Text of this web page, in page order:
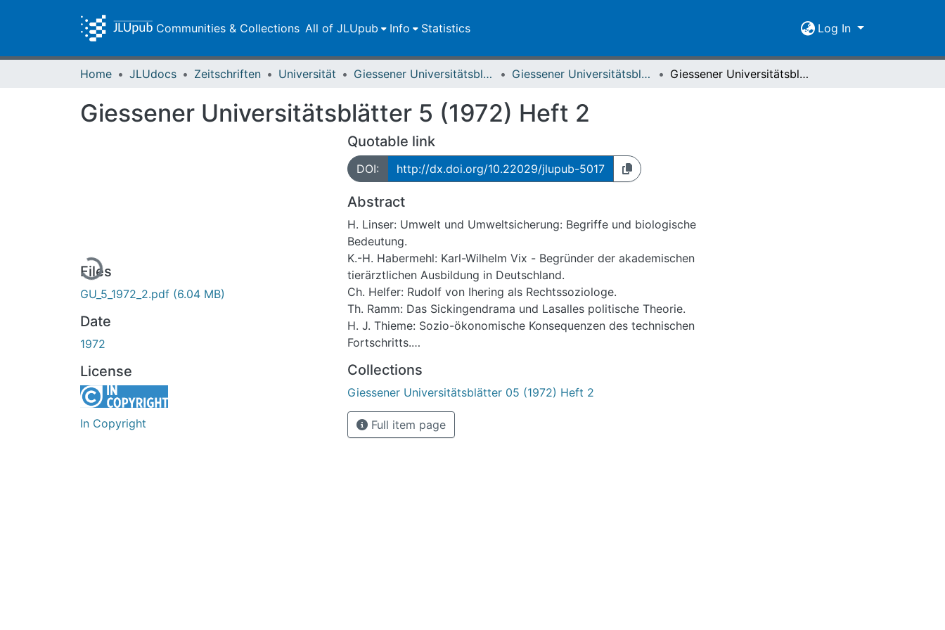
Communities & Collections All of JLUpub Info Statistics Log In
Home JLUdocs Zeitschriften Universität Giessener Universitätsblätter Giessener Universitätsblätter 05 (1972) Heft 2 Giessener Universitätsblätter 5 (1972) Heft 2
Giessener Universitätsblätter 5 (1972) Heft 2
Loading...
Files
GU_5_1972_2.pdf (6.04 MB)
Date
1972
License
In Copyright
Quotable link
DOI: http://dx.doi.org/10.22029/jlupub-5017
Abstract
H. Linser: Umwelt und Umweltsicherung: Begriffe und biologische
Bedeutung.
K.-H. Habermehl: Karl-Wilhelm Vix - Begründer der akademischen
tierärztlichen Ausbildung in Deutschland.
Ch. Helfer: Rudolf von Ihering als Rechtssoziologe.
Th. Ramm: Das Sickingendrama und Lasalles politische Theorie.
H. J. Thieme: Sozio-ökonomische Konsequenzen des technischen
Fortschritts.
Geowissenschaften.
Collections
Giessener Universitätsblätter 05 (1972) Heft 2
Full item page